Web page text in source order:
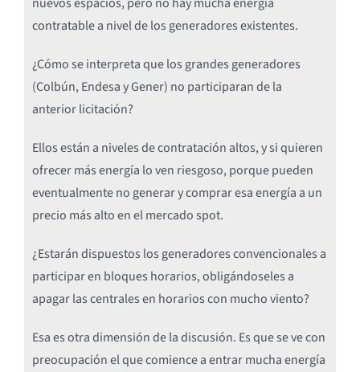
contratable a nivel de los generadores existentes.
¿Cómo se interpreta que los grandes generadores
(Colbún, Endesa y Gener) no participaran de la
anterior licitación?
Ellos están a niveles de contratación altos, y si quieren
ofrecer más energía lo ven riesgoso, porque pueden
eventualmente no generar y comprar esa energía a un
precio más alto en el mercado spot.
¿Estarán dispuestos los generadores convencionales a
participar en bloques horarios, obligándoseles a
apagar las centrales en horarios con mucho viento?
Esa es otra dimensión de la discusión. Es que se ve con
preocupación el que comience a entrar mucha energía